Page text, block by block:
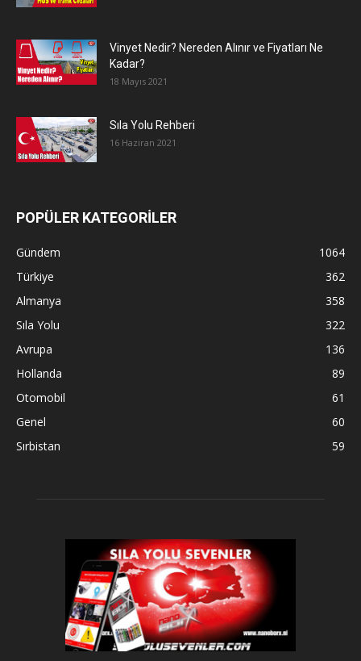
Vinyet Nedir? Nereden Alınır ve Fiyatları Ne
Kadar?
18 Mayıs 2021
Sıla Yolu Rehberi
16 Haziran 2021
POPÜLER KATEGORİLER
Gündem
1064
Türkiye
362
Almanya
358
Sıla Yolu
322
Avrupa
136
Hollanda
89
Otomobil
61
Genel
60
Sırbistan
59